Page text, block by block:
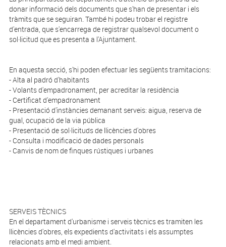
donar informació dels documents que s'han de presentar i els
tràmits que se seguiran. També hi podeu trobar el registre
d'entrada, que s'encarrega de registrar qualsevol document o
sol·licitud que es presenta a l'Ajuntament.
En aquesta secció, s'hi poden efectuar les següents tramitacions:
- Alta al padró d'habitants
- Volants d'empadronament, per acreditar la residència
- Certificat d'empadronament
- Presentació d'instàncies demanant serveis: aigua, reserva de
gual, ocupació de la via pública
- Presentació de sol·licituds de llicències d'obres
- Consulta i modificació de dades personals
- Canvis de nom de finques rústiques i urbanes
SERVEIS TÈCNICS
En el departament d'urbanisme i serveis tècnics es tramiten les
llicències d'obres, els expedients d'activitats i els assumptes
relacionats amb el medi ambient.